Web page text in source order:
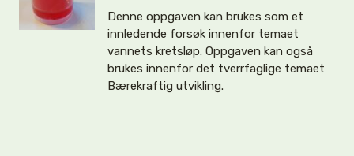
Denne oppgaven kan brukes som et
innledende forsøk innenfor temaet
vannets kretsløp. Oppgaven kan også
brukes innenfor det tverrfaglige temaet
Bærekraftig utvikling.